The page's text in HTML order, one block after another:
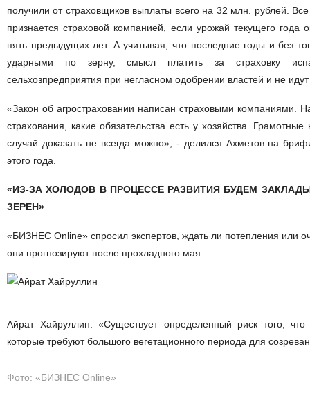
получили от страховщиков выплаты всего на 32 млн. рублей.
признается страховой компанией, если урожай текущего года
пять предыдущих лет. А учитывая, что последние годы и без
ударными по зерну, смысл платить за страховку
сельхозпредприятия при негласном одобрении властей и не идут
«Закон об агростраховании написан страховыми компаниями.
страхования, какие обязательства есть у хозяйства.
случай доказать не всегда можно», - делился Ахметов на
этого года.
«ИЗ-ЗА ХОЛОДОВ В ПРОЦЕССЕ РАЗВИТИЯ БУДЕМ
ЗЕРЕН»
«БИЗНЕС Online» спросил экспертов, ждать ли потепления или
они прогнозируют после прохладного мая.
Айрат Хайруллин: «Существует определенный риск того, что
которые требуют большого вегетационного периода для
Фото: «БИЗНЕС Online»